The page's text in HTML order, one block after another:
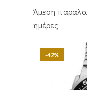
Άμεση
ημέρες
-42%